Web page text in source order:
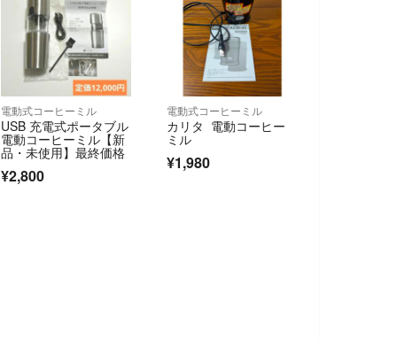
電動式コーヒーミル
USB 充電式ポータブル
電動コーヒーミル【新
品・未使用】最終価格
¥2,800
電動式コーヒーミル
カリタ 電動コーヒー
ミル
¥1,980